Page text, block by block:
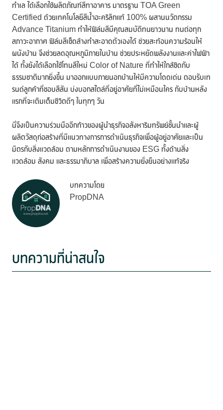
ทำเล ได้เลือกใช้ผลิตภัณฑ์สีทาอาคาร มาตรฐาน TOA Green
Certified ด้วยเทคโนโลยีสีน้ำอะคริลิกแท้ 100% ผสานนวัตกรรม
Advance Titanium ทำให้ฟิล์มสีมีคุณสมบัติทนยาวนาน ทนต่อทุก
สภาวะอากาศ ฟิล์มสีเช็ดล้างทำสะอาดตัวเองได้ ช่วยสะท้อนความร้อนให้
ผนังบ้าน จึงช่วยลดอุณหภูมิภายในบ้าน ช่วยประหยัดพลังงานและค่าไฟฟ้า
ได้ ทั้งยังได้เลือกใช้โทนสีใหม่ Color of Nature ที่ทำให้ใกล้ชิดกับ
ธรรมชาติมากยิ่งขึ้น มาออกแบบภายนอกบ้านให้มีความโดดเด่น ตอบรับเท
รนด์ลูกค้าที่ชอบสีสัน บ่งบอกสไตล์ที่อยู่อาศัยที่ไม่เหมือนใคร กับบ้านหลัง
แรกที่จะเติมเต็มชีวิตดีๆ ในทุกๆ วัน
นี่จึงเป็นความร่วมมืออีกก้าวของผู้นำธุรกิจอสังหาริมทรัพย์ชั้นนำและผู้
ผลิตวัสดุก่อสร้างที่มีแนวทางการการดำเนินธุรกิจเพื่อผู้อยู่อาศัยและเป็น
มิตรกับสิ่งแวดล้อม ตามหลักการดำเนินงานของ ESG ทั้งด้านสิ่ง
แวดล้อม สังคม และธรรมาภิบาล เพื่อสร้างความยั่งยืนอย่างแท้จริง
บทความโดย
PropDNA
บทความที่น่าสนใจ